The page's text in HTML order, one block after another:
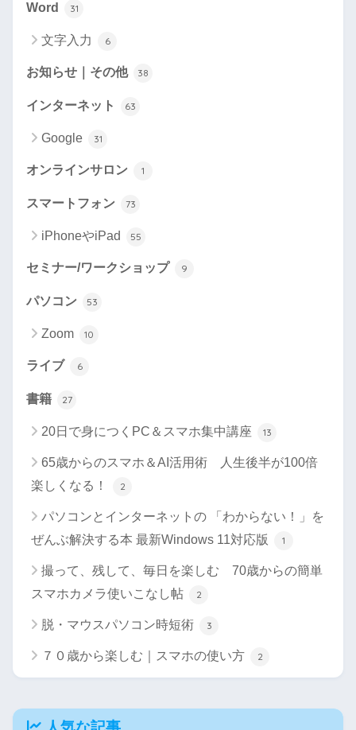
Word 31
文字入力 6
お知らせ｜その他 38
インターネット 63
Google 31
オンラインサロン 1
スマートフォン 73
iPhoneやiPad 55
セミナー/ワークショップ 9
パソコン 53
Zoom 10
ライブ 6
書籍 27
20日で身につくPC＆スマホ集中講座 13
65歳からのスマホ＆AI活用術 人生後半が100倍
楽しくなる！
2
パソコンとインターネットの 「わからない！」を
ぜんぶ解決する本 最新Windows 11対応版
1
撮って、残して、毎日を楽しむ 70歳からの簡単
スマホカメラ使いこなし帖
2
脱・マウスパソコン時短術 3
７０歳から楽しむ｜スマホの使い方 2